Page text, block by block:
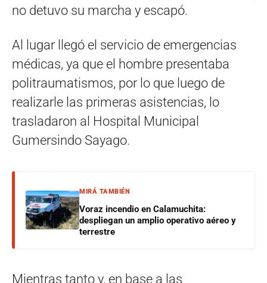
no detuvo su marcha y escapó.
Al lugar llegó el servicio de emergencias
médicas, ya que el hombre presentaba
politraumatismos, por lo que luego de
realizarle las primeras asistencias, lo
trasladaron al Hospital Municipal
Gumersindo Sayago.
MIRÁ TAMBIÉN
Voraz incendio en Calamuchita:
despliegan un amplio operativo aéreo y
terrestre
Mientras tanto y, en base a las